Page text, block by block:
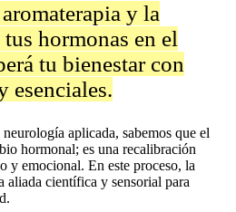
y la
hormonas en el
tu bienestar con
esenciales.
aplicada, sabemos que el
hormonal; es una recalibración
y emocional. En este proceso, la
aliada científica y sensorial para